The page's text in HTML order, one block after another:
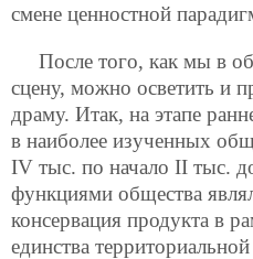
смене ценностной
После того, как мы в
сцену, можно осветить и
драму. Итак, на этапе
в наиболее изученных
IV тыс. по начало II тыс.
функциями общества
консервация продукта в
единства